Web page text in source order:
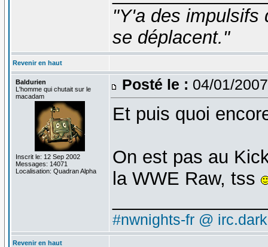
"Y'a des impulsifs
se déplacent."
Revenir en haut
Baldurien
L'homme qui chutait sur le
macadam
Inscrit le: 12 Sep 2002
Messages: 14071
Localisation: Quadran Alpha
Posté le : 04/01/
Et puis quoi
On est pas au
la WWE Raw, tss
#nwnights-fr @
Revenir en haut